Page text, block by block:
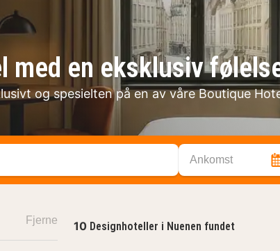
med en eksklusiv
og spesielten på en av våre Boutique
Ankomst
10 Designhoteller i Nuenen fundet
Fjerne